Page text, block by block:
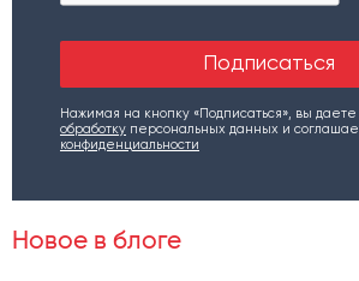
Нажимая на кнопку «Подписаться», вы даете
обработку персональных данных и
конфиденциальности
Новое в блоге